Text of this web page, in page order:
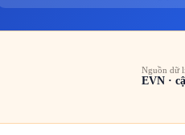
Nguồn dữ
EVN ·